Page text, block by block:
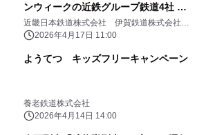
ンウィークの近鉄グループ鉄道4社 イ
ベント情報（東海エリア）
近畿日本鉄道株式会社 伊賀鉄道株式会社
養老鉄道株式会社 四日市あすなろう鉄道株
2026年4月17日 11:00
ようてつ キッズフリーキャンペーン
養老鉄道株式会社
2026年4月14日 14:00